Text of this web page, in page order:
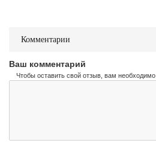
Комментарии
Ваш комментарий
Чтобы оставить свой отзыв, вам необходимо